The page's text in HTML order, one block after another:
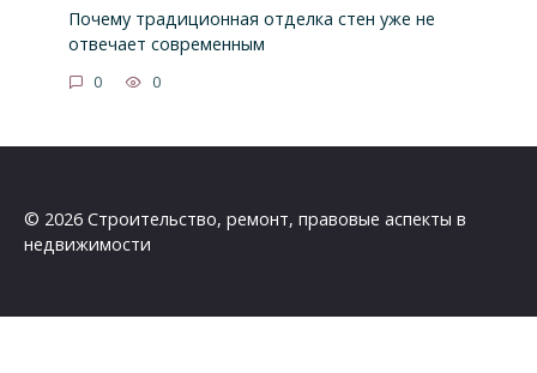
Почему традиционная отделка стен уже не
отвечает современным
0 0
© 2026 Строительство, ремонт, правовые аспекты в
недвижимости